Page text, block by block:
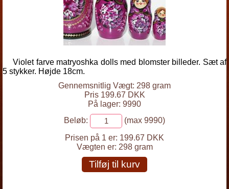
Violet farve matryoshka dolls med blomster billeder. Sæt af
5 stykker. Højde 18cm.
Gennemsnitlig Vægt: 298 gram
Pris 199.67 DKK
På lager: 9990
Beløb:
(max 9990)
Prisen på 1 er: 199.67 DKK
Vægten er: 298 gram
Tilføj til kurv